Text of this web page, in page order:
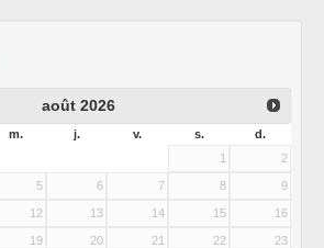
août 2026
m. j. v. s.
d.
1
2
5 6 7 8 9
12 13 14 15 16
19 20 21 22 23